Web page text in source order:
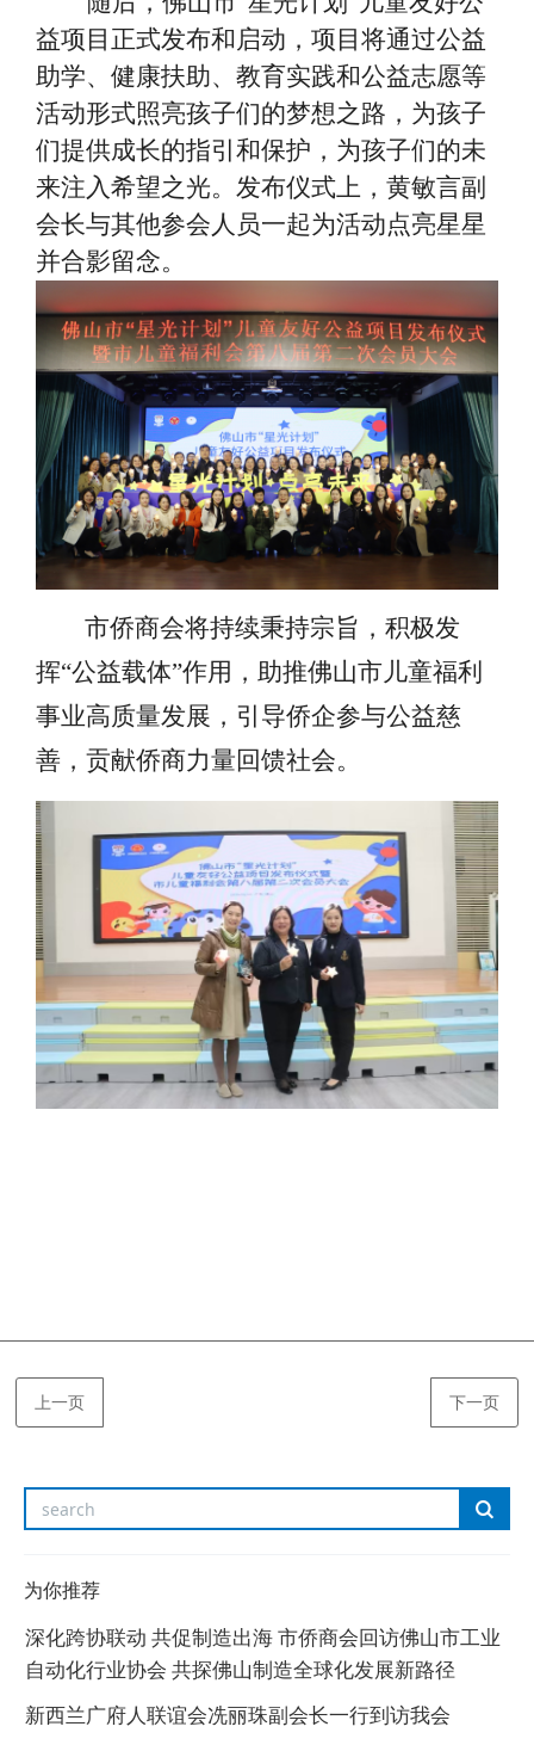
益项目正式发布和启动，项目将通过公益
助学、健康扶助、教育实践和公益志愿等
活动形式照亮孩子们的梦想之路，为孩子
们提供成长的指引和保护，为孩子们的未
来注入希望之光。发布仪式上，黄敏言副
会长与其他参会人员一起为活动点亮星星
并合影留念。
市侨商会将持续秉持宗旨，积极发
挥“公益载体”作用，助推佛山市儿童福利
事业高质量发展，引导侨企参与公益慈
善，贡献侨商力量回馈社会。
上一页 下一页
为你推荐
深化跨协联动 共促制造出海 市侨商会回访佛山市工业
自动化行业协会 共探佛山制造全球化发展新路径
新西兰广府人联谊会冼丽珠副会长一行到访我会